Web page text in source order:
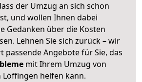
der Umzug an sich schon
und wollen Ihnen dabei
Gedanken über die Kosten
Lehnen Sie sich zurück – wir
passende Angebote für Sie, das
mit Ihrem Umzug von
Löffingen helfen kann.